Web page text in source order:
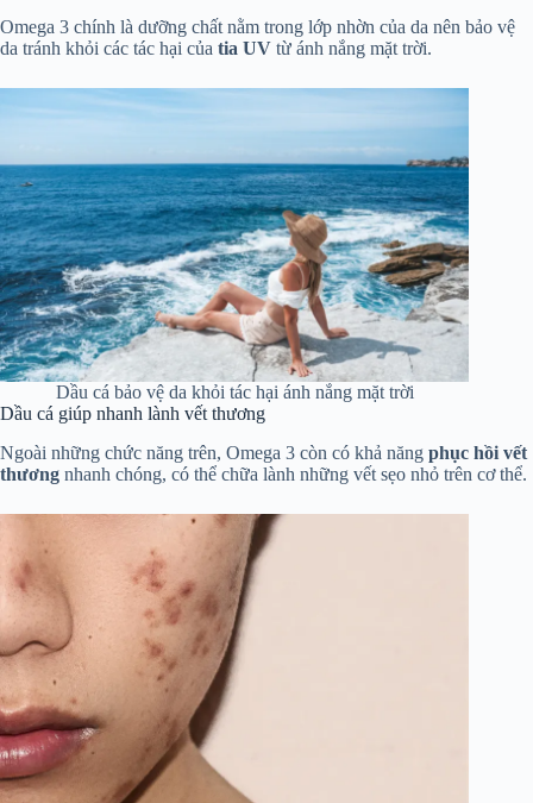
Omega 3 chính là dưỡng chất nằm trong lớp nhờn của da nên bảo vệ
da tránh khỏi các tác hại của tia UV từ ánh nắng mặt trời.
Dầu cá bảo vệ da khỏi tác hại ánh nắng mặt trời
Dầu cá giúp nhanh lành vết thương
Ngoài những chức năng trên, Omega 3 còn có khả năng phục hồi vết
thương nhanh chóng, có thể chữa lành những vết sẹo nhỏ trên cơ thể.